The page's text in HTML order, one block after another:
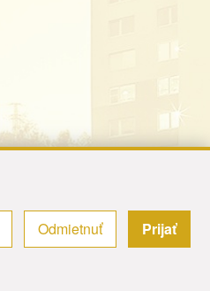
Odmietnuť Prijať